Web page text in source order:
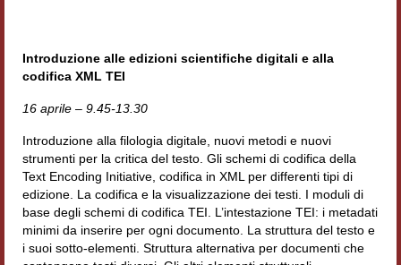
Koreanische Literatur und Kultur
Cultura medioevale
Scrittori Latini dell’Europa Medievale
Corpus Rhythmorum Musicum
Introduzione alle edizioni scientifiche digitali e alla
codifica XML TEI
16 aprile – 9.45-13.30
Introduzione alla filologia digitale, nuovi metodi e nuovi
strumenti per la critica del testo. Gli schemi di codifica della
Text Encoding Initiative, codifica in XML per differenti tipi di
edizione. La codifica e la visualizzazione dei testi. I moduli di
base degli schemi di codifica TEI. L’intestazione TEI: i metadati
minimi da inserire per ogni documento. La struttura del testo e
i suoi sotto-elementi. Struttura alternativa per documenti che